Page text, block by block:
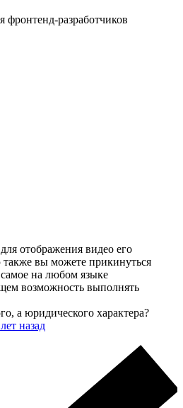
фронтенд-разработчиков
отображения видео его
также вы можете прикинуться
на любом языке
возможность выполнять
а юридического характера?
назад